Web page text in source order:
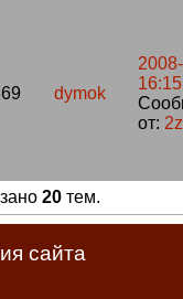
dymok
16:15
от:
20 тем.
сайта